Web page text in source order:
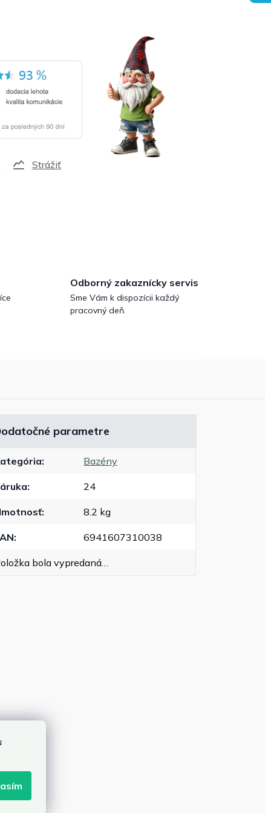
Strážiť
Odborný zakaznícky servis
Sme Vám k dispozícii každý
pracovný deň.
parametre
: Bazény
: 24
: 8.2 kg
: 6941607310038
bola vypredaná…